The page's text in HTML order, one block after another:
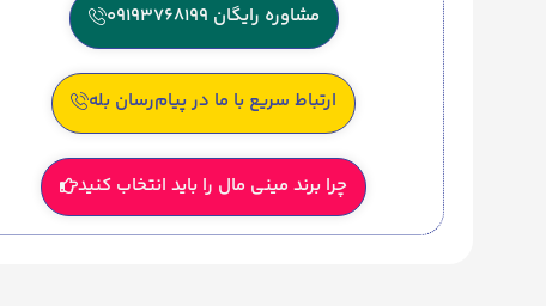
مشاوره رایگان 09193768199
ارتباط سریع با ما در پیام‌رسان بله
چرا برند مینی مال را باید انتخاب کنید